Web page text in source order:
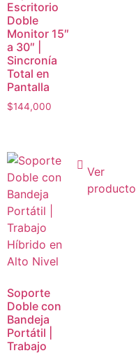
Escritorio
Doble
Monitor 15″
a 30″ |
Sincronía
Total en
Pantalla
$144,000
Soporte
Doble con
Bandeja
Portátil |
Trabajo
Ver
producto